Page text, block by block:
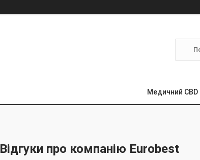
Медичний CBD
Відгуки про компанію Eurobest